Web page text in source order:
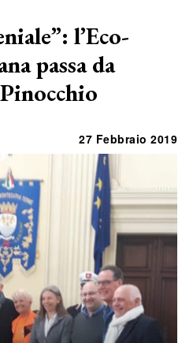
l’Eco-
passa da
27 Febbraio 2019